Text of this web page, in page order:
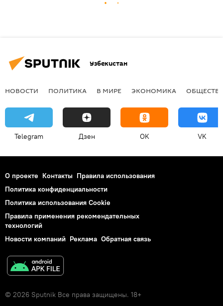
Узбекистан
НОВОСТИ ПОЛИТИКА В МИРЕ ЭКОНОМИКА
Telegram Дзен OK VK
О проекте Контакты Правила использования
Политика конфиденциальности
Политика использования Cookie
Правила применения рекомендательных
технологий
Новости компаний Реклама Обратная связь
© 2026 Sputnik Все права защищены. 18+